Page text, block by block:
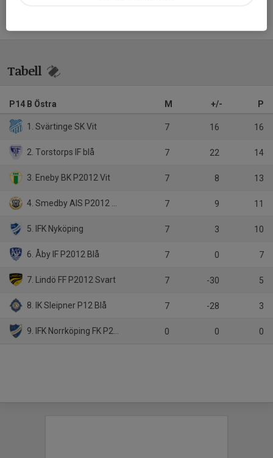
Tabell
P14 B Östra M +/- P
1. Svärtinge SK Vit 7 16 16
2. Torstorps IF blå 7 22 14
3. Eneby BK P2012 Vit 7 8 13
4. Smedby AIS P2012 Gul 7 9 11
5. IFK Nyköping 7 3 10
6. Åby IF P2012 Blå 7 0 7
7. Lindö FF P2012 Svart 7 -30 5
8. IK Sleipner P12 Blå 7 -28 3
9. IFK Norrköping FK P2012 Blå 0 0 0